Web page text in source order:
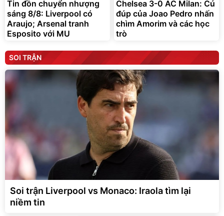
Tin đồn chuyển nhượng
sáng 8/8: Liverpool có
Araujo; Arsenal tranh
Esposito với MU
Chelsea 3-0 AC Milan: Cú
đúp của Joao Pedro nhấn
chìm Amorim và các học
trò
SOI TRẬN
Soi trận Liverpool vs Monaco: Iraola tìm lại
niềm tin